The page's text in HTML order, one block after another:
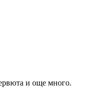
и още много.